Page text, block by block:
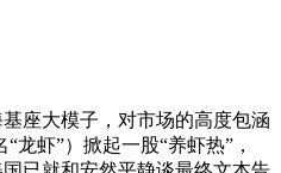
座大模子，对市场的高度包涵
虾”）掀起一股“养虾热”，